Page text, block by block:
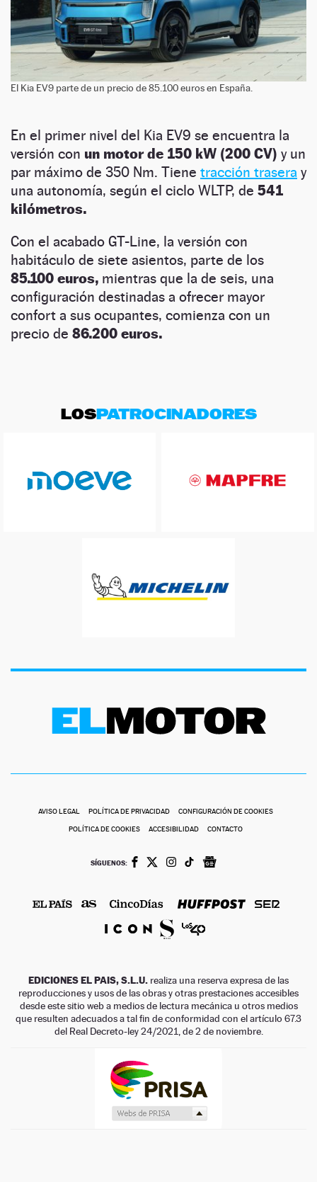
El Kia EV9 parte de un precio de 85.100 euros en España.
En el primer nivel del Kia EV9 se encuentra la
versión con un motor de 150 kW (200 CV) y un
par máximo de 350 Nm. Tiene tracción trasera y
una autonomía, según el ciclo WLTP, de 541
kilómetros.
Con el acabado GT-Line, la versión con
habitáculo de siete asientos, parte de los
85.100 euros, mientras que la de seis, una
configuración destinadas a ofrecer mayor
confort a sus ocupantes, comienza con un
precio de 86.200 euros.
LOSPATROCINADORES
AVISO LEGAL POLÍTICA DE PRIVACIDAD CONFIGURACIÓN DE COOKIES
POLÍTICA DE COOKIES ACCESIBILIDAD CONTACTO
SÍGUENOS:
EDICIONES EL PAIS, S.L.U. realiza una reserva expresa de las
reproducciones y usos de las obras y otras prestaciones accesibles
desde este sitio web a medios de lectura mecánica u otros medios
que resulten adecuados a tal fin de conformidad con el artículo 67.3
del Real Decreto-ley 24/2021, de 2 de noviembre.